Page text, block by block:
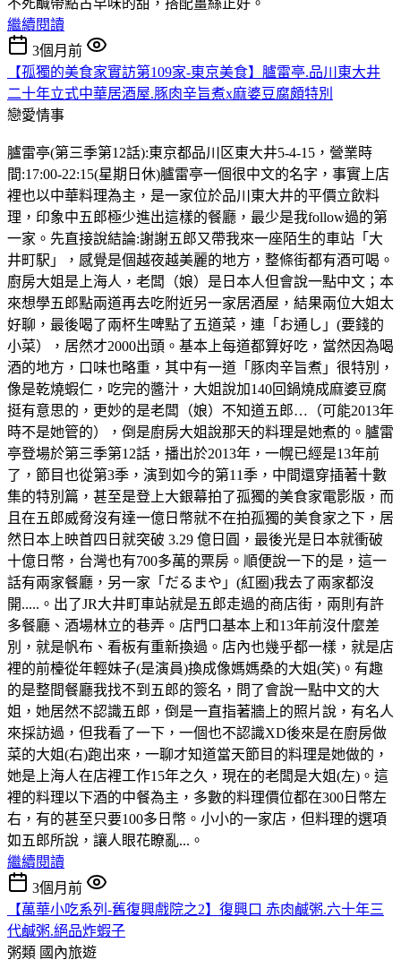
繼續閱讀
3個月前
【孤獨的美食家實訪第109家-東京美食】臚雷亭.品川東大井
二十年立式中華居酒屋.豚肉辛旨煮x麻婆豆腐頗特別
戀愛情事
臚雷亭(第三季第12話):東京都品川区東大井5-4-15，營業時
間:17:00-22:15(星期日休)臚雷亭一個很中文的名字，事實上店
裡也以中華料理為主，是一家位於品川東大井的平價立飲料
理，印象中五郎極少進出這樣的餐廳，最少是我follow過的第
一家。先直接說結論:謝謝五郎又帶我來一座陌生的車站「大
井町駅」，感覺是個越夜越美麗的地方，整條街都有酒可喝。
廚房大姐是上海人，老闆（娘）是日本人但會說一點中文；本
來想學五郎點兩道再去吃附近另一家居酒屋，結果兩位大姐太
好聊，最後喝了兩杯生啤點了五道菜，連「お通し」(要錢的
小菜），居然才2000出頭。基本上每道都算好吃，當然因為喝
酒的地方，口味也略重，其中有一道「豚肉辛旨煮」很特別，
像是乾燒蝦仁，吃完的醬汁，大姐說加140回鍋燒成麻婆豆腐
挺有意思的，更妙的是老闆（娘）不知道五郎…（可能2013年
時不是她管的），倒是廚房大姐說那天的料理是她煮的。臚雷
亭登場於第三季第12話，播出於2013年，一幌已經是13年前
了，節目也從第3季，演到如今的第11季，中間還穿插著十數
集的特別篇，甚至是登上大銀幕拍了孤獨的美食家電影版，而
且在五郎威脅沒有達一億日幣就不在拍孤獨的美食家之下，居
然日本上映首四日就突破 3.29 億日圓，最後光是日本就衝破
十億日幣，台灣也有700多萬的票房。順便說一下的是，這一
話有兩家餐廳，另一家「だるまや」(紅圈)我去了兩家都沒
開.....。出了JR大井町車站就是五郎走過的商店街，兩則有許
多餐廳、酒場林立的巷弄。店門口基本上和13年前沒什麼差
別，就是帆布、看板有重新換過。店內也幾乎都一樣，就是店
裡的前檯從年輕妹子(是演員)換成像媽媽桑的大姐(笑)。有趣
的是整間餐廳我找不到五郎的簽名，問了會說一點中文的大
姐，她居然不認識五郎，倒是一直指著牆上的照片說，有名人
來採訪過，但我看了一下，一個也不認識XD後來是在廚房做
菜的大姐(右)跑出來，一聊才知道當天節目的料理是她做的，
她是上海人在店裡工作15年之久，現在的老闆是大姐(左)。這
裡的料理以下酒的中餐為主，多數的料理價位都在300日幣左
右，有的甚至只要100多日幣。小小的一家店，但料理的選項
如五郎所說，讓人眼花瞭亂...。
繼續閱讀
3個月前
【萬華小吃系列-舊復興戲院之2】復興口 赤肉鹹粥.六十年三
代鹹粥.絕品炸蝦子
粥類 國內旅遊